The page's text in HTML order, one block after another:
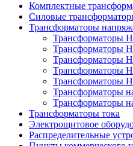
Комплектные
Силовые
Трансформаторы
Трансформаторы
Трансформаторы
Трансформаторы
Трансформаторы
Трансформаторы
Трансформаторы тока
Электрощитовое
Распределительные